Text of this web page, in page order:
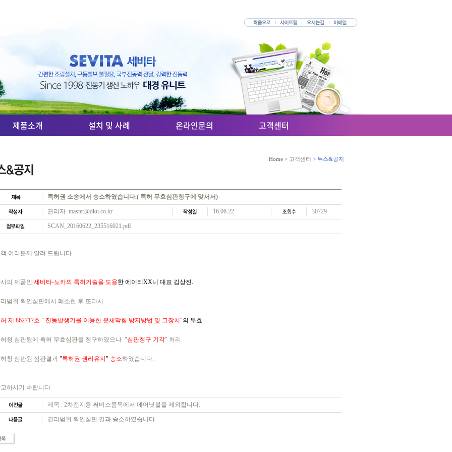
제품소개 설치 및 사례 온라인문의 고객센터
Home > 고객센터 > 뉴스&공지
특허권 소송에서 승소하였습니다.( 특허 무효심판청구에 맞서서)
관리자 master@dku.co.kr 16.06.22 30729
SCAN_20160622_235516921.pdf
여러분께 알려 드립니다.
의 제품인 세비타-노카의 특허기술을 도용한 에이티XX니 대표 김상진.
범위 확인심판에서 패소한 후 또다시
제 862717호 " 진동발생기를 이용한 분체막힘 방지방법 및 그장치 "의 무효
청 심판원에 특허 무효심판을 청구하였으나 "심판청구 기각" 처리.
청 심판원 심판결과 "특허권 권리유지 " 승소하였습니다.
하시기 바랍니다.
제목 : 2차전지용 써비스품목에서 에어닛블을 제외합니다.
권리범위 확인심판 결과 승소하였습니다.